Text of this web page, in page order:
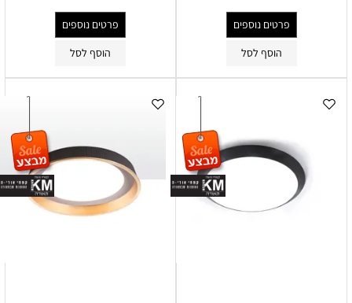
פרטים נוספים
הוסף לסל
פרטים נוספים
הוסף לסל